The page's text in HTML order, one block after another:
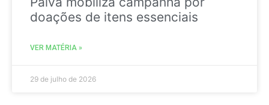
doações de itens essenciais
VER MATÉRIA »
29 de julho de 2026